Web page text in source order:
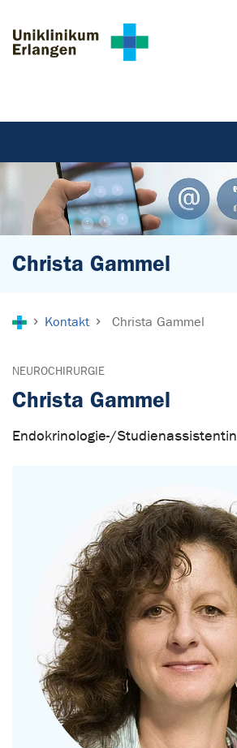
Christa Gammel
Kontakt Christa Gammel
NEUROCHIRURGIE
Christa Gammel
Endokrinologie-/Studienassistentin